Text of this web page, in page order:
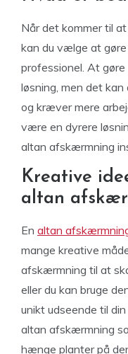
Når det kommer til
kan du vælge at
professionel. At
løsning, men det
og kræver mere
være en dyrere
altan afskærmning
Kreative
altan
En altan
mange kreative
afskærmning til at
eller du kan bruge
unikt udseende til
altan afskærmning
hænge planter på